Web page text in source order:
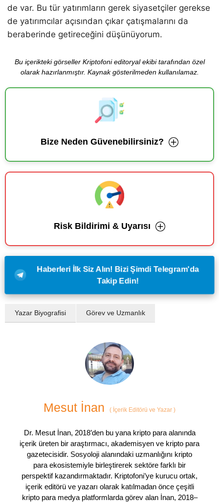
de var. Bu tür yatırımların gerek siyasetçiler gerekse
de yatırımcılar açısından çıkar çatışmalarını da
beraberinde getireceğini düşünüyorum.
Bu içerikteki görseller Kriptofoni editoryal ekibi tarafından özel
olarak hazırlanmıştır. Kaynak gösterilmeden kullanılamaz.
Bize Neden Güvenebilirsiniz?
Risk Bildirimi & Uyarısı
Haberleri İlk Siz Alın! Bizi Şimdi Telegram'da
Takip Edin!
Yazar Biyografisi Görev ve Uzmanlık
Mesut İnan ( İçerik Editörü ve Yazar )
Dr. Mesut İnan, 2018’den bu yana kripto para alanında
içerik üreten bir araştırmacı, akademisyen ve kripto para
gazetecisidir. Sosyoloji alanındaki uzmanlığını kripto
para ekosistemiyle birleştirerek sektöre farklı bir
perspektif kazandırmaktadır. Kriptofoni’ye kurucu ortak,
içerik editörü ve yazarı olarak katılmadan önce çeşitli
kripto para medya platformlarda görev alan İnan, 2018–